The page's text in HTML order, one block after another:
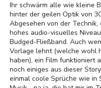
Ihr schwärm alle wie kleine
hinter der geilen Optik von
Abgesehen von der
hohes audio-visuelles
Budged-Fließband. Auch
Vorlage lehnt (welche wohl
haben), ein Film funktioniert
noch einiges aus dieser
einmal coole Sprüche wie in